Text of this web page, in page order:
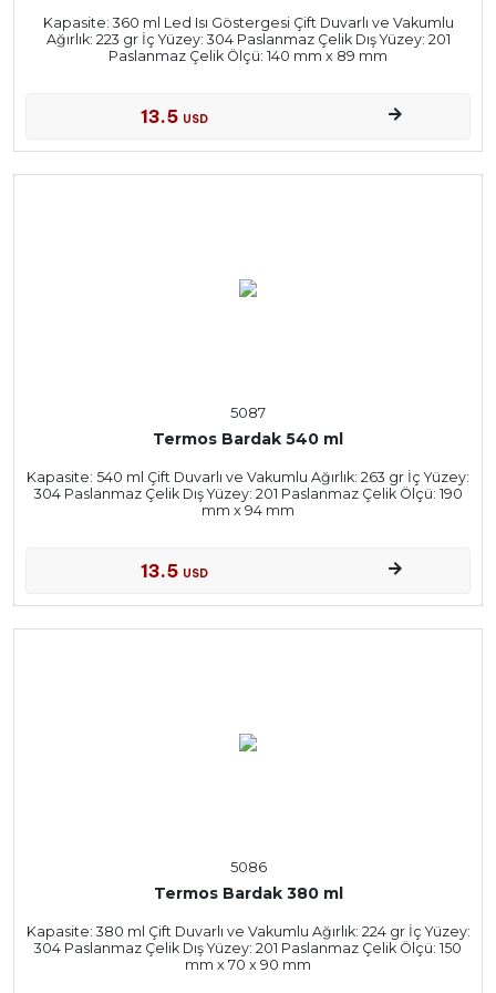
Kapasite: 360 ml Led Isı Göstergesi Çift Duvarlı ve Vakumlu
Ağırlık: 223 gr İç Yüzey: 304 Paslanmaz Çelik Dış Yüzey: 201
Paslanmaz Çelik Ölçü: 140 mm x 89 mm
13.5 USD
5087
Termos Bardak 540 ml
Kapasite: 540 ml Çift Duvarlı ve Vakumlu Ağırlık: 263 gr İç Yüzey:
304 Paslanmaz Çelik Dış Yüzey: 201 Paslanmaz Çelik Ölçü: 190
mm x 94 mm
13.5 USD
5086
Termos Bardak 380 ml
Kapasite: 380 ml Çift Duvarlı ve Vakumlu Ağırlık: 224 gr İç Yüzey:
304 Paslanmaz Çelik Dış Yüzey: 201 Paslanmaz Çelik Ölçü: 150
mm x 70 x 90 mm